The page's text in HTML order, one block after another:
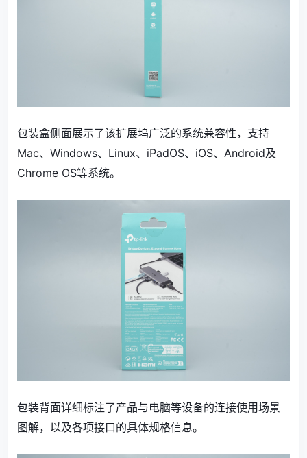
包装盒侧面展示了该扩展坞广泛的系统兼容性，支持
Mac、Windows、Linux、iPadOS、iOS、Android及
Chrome OS等系统。
包装背面详细标注了产品与电脑等设备的连接使用场景
图解，以及各项接口的具体规格信息。